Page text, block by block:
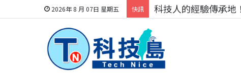
2026年 8 月 07日 星期五 快訊 科技人的經驗傳承地